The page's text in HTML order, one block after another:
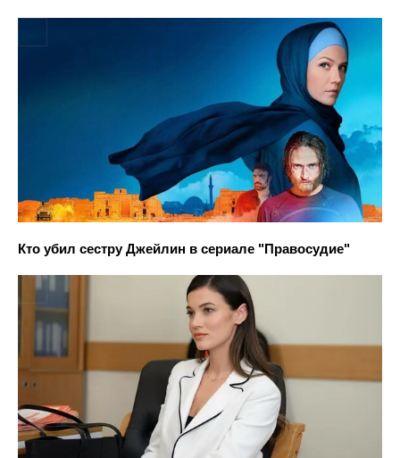
Кто убил сестру Джейлин в сериале "Правосудие"